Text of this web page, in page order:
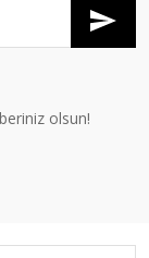
olsun!